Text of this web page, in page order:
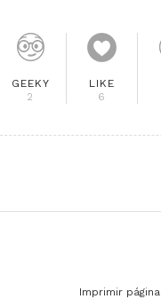
GEEKY
2
LIKE
6
Imprimir página